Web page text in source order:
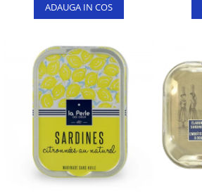
ADAUGA IN COS